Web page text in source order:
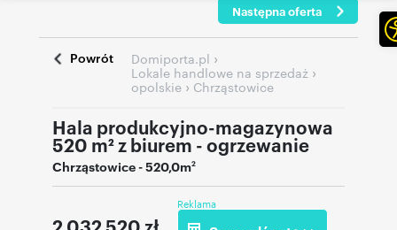
Następna oferta
Powrót Domiporta.pl ›
Lokale handlowe na sprzedaż ›
opolskie › Chrząstowice
Hala produkcyjno-magazynowa
520 m² z biurem - ogrzewanie
Chrząstowice- 520,0m2
Reklama